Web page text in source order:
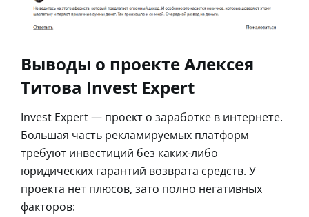
Выводы о проекте Алексея
Титова Invest Expert
Invest Expert — проект о заработке в интернете.
Большая часть рекламируемых платформ
требуют инвестиций без каких-либо
юридических гарантий возврата средств. У
проекта нет плюсов, зато полно негативных
факторов: